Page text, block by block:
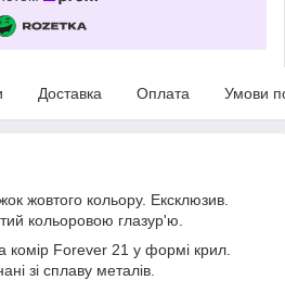
Доставка Оплата Умови
жовтого кольору. Ексклюзив.
кольоровою глазур'ю.
комір Forever 21 у формі крил.
зі сплаву металів.